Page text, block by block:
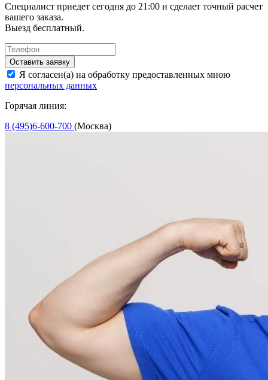
Специалист приедет сегодня до 21:00 и сделает точный расчет
вашего заказа.
Выезд бесплатный.
Оставить заявку
Я согласен(а) на обработку предоставленных мною
персональных данных
Горячая линия:
8 (495)6-600-700 (Москва)